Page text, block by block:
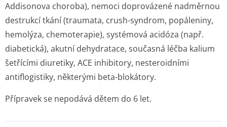
Addisonova choroba), nemoci doprovázené nadměrnou
destrukcí tkání (traumata, crush-syndrom, popáleniny,
hemolýza, chemoterapie), systémová acidóza (např.
diabetická), akutní dehydratace, současná léčba kalium
šetřícími diuretiky, ACE inhibitory, nesteroidními
antiflogistiky, některými beta-blokátory.
Přípravek se nepodává dětem do 6 let.